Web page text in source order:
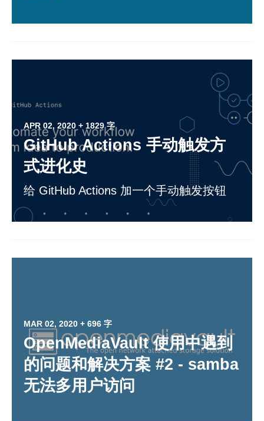
APR 02, 2020 + 1829 字
GitHub Actions 手动触发方
式进化史
给 GitHub Actions 加一个手动触发按钮
MAR 02, 2020 + 696 字
OpenMediaVault 使用中遇到
的问题和解决方案 #2 - samba
无法多用户访问